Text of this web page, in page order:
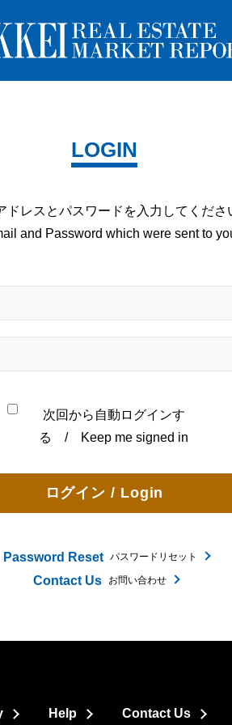
LOGIN
ドレスとパスワードを 入力してくださ
and Password which were sent to
次回から自動ログインす
る / Keep me signed in
Password Reset パスワードリセット
Contact Us お問い合わせ
Help Contact Us